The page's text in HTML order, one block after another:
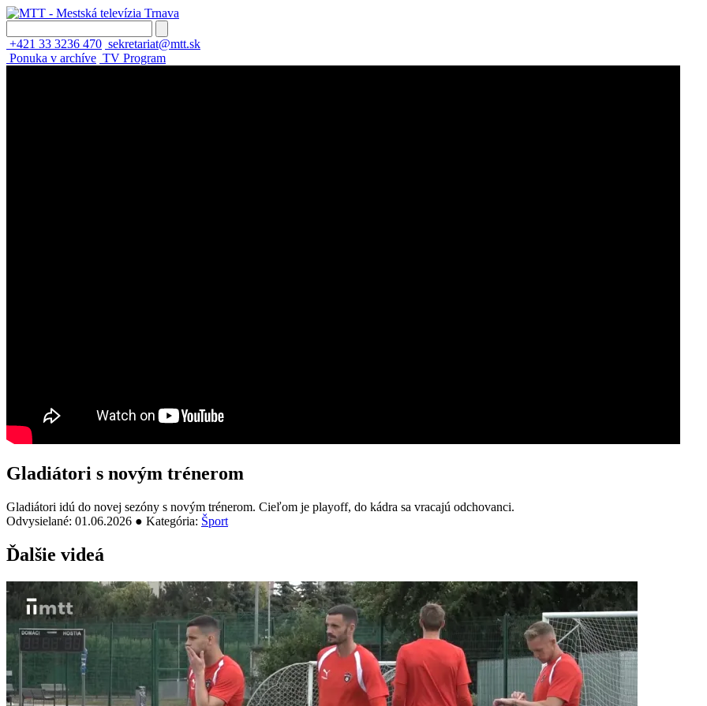
+421 33 3236 470 sekretariat@mtt.sk
Ponuka v archíve TV Program
Gladiátori s novým trénerom
Gladiátori idú do novej sezóny s novým trénerom. Cieľom je playoff, do kádra sa vracajú odchovanci.
Odvysielané: 01.06.2026 ● Kategória: Šport
Ďalšie videá